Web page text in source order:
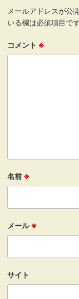
メールアドレスが公
いる欄は必須項目で
コメント ※
名前 ※
メール※
サイト